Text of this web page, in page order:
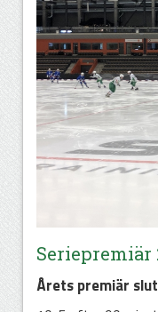
Seriepremiär
Årets premiär